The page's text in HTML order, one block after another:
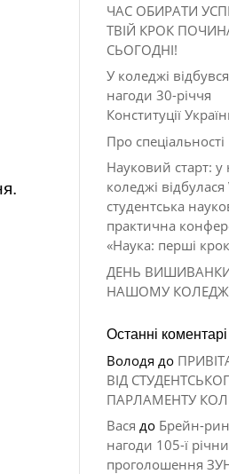
ЧАС ОБИРАТИ
ТВІЙ КРОК
СЬОГОДНІ!
У коледжі відбувся
нагоди 30-річчя
Конституції
Про спеціальності
Науковий старт:
коледжі відбулася
студентська
практична
«Наука: перші
ДЕНЬ
НАШОМУ
Останні коментарі
Володя до
ВІД
ПАРЛАМЕНТУ
Вася до Брейн-
нагоди 105-ї
проголошення